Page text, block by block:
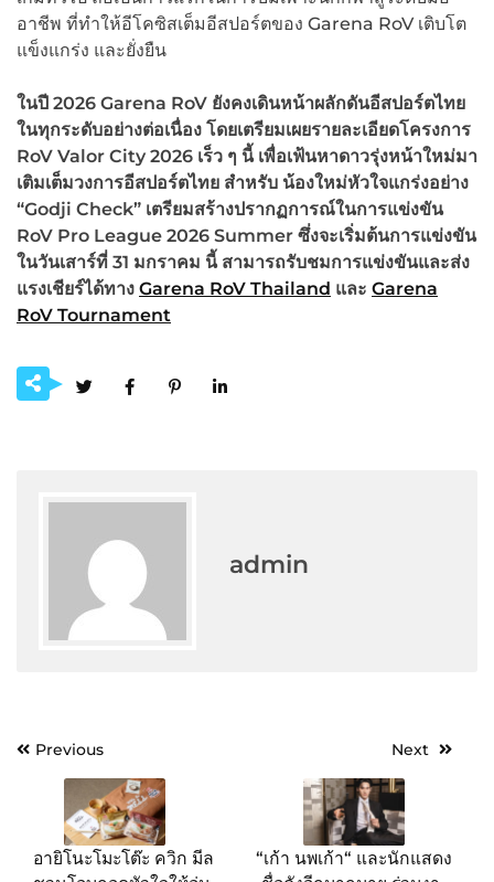
อาชีพ ที่ทำให้อีโคซิสเต็มอีสปอร์ตของ Garena RoV เติบโต
แข็งแกร่ง และยั่งยืน
ในปี 2026 Garena RoV ยังคงเดินหน้าผลักดันอีสปอร์ตไทย
ในทุกระดับอย่างต่อเนื่อง โดยเตรียมเผยรายละเอียดโครงการ
RoV Valor City 2026 เร็ว ๆ นี้ เพื่อเฟ้นหาดาวรุ่งหน้าใหม่มา
เติมเต็มวงการอีสปอร์ตไทย สำหรับ น้องใหม่หัวใจแกร่งอย่าง
“Godji Check” เตรียมสร้างปรากฏการณ์ในการแข่งขัน
RoV Pro League 2026 Summer ซึ่งจะเริ่มต้นการแข่งขัน
ในวันเสาร์ที่ 31 มกราคม นี้ สามารถรับชมการแข่งขันและส่ง
แรงเชียร์ได้ทาง Garena RoV Thailand และ Garena
RoV Tournament
admin
PostPrevious
อายิโนะโมะโต๊ะ ควิก มีล
Next
“เก้า นพเก้า“ และนักแสดง